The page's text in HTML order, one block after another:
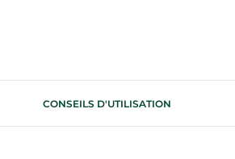
CONSEILS D'UTILISATION